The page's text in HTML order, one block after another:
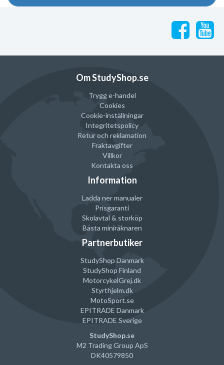
Om StudyShop.se
Trygg e-handel
Cookies
Cookie-inställningar
Integritetspolicy
Retur och reklamation
Fraktavgifter
Villkor
Kontakta oss
Information
Ladda ner manualer
Prisgaranti
Skolavtal & storköp
Bästa miniräknaren
Partnerbutiker
StudyShop Danmark
StudyShop Finland
MotorcykelGrej.dk
Styrthjelm.dk
MotoSport.se
EPITRADE Danmark
EPITRADE Sverige
StudyShop.se
M2 Trading Group ApS
DK40579850